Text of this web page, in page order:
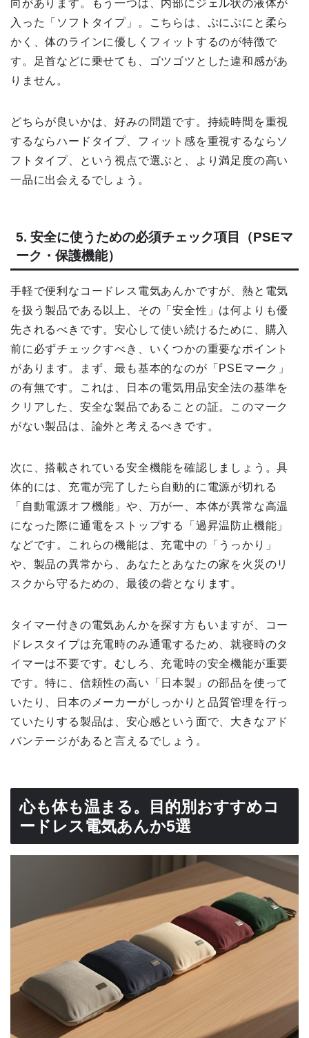
向があります。もう一つは、内部にジェル状の液体が
入った「ソフトタイプ」。こちらは、ぷにぷにと柔ら
かく、体のラインに優しくフィットするのが特徴で
す。足首などに乗せても、ゴツゴツとした違和感があ
りません。
どちらが良いかは、好みの問題です。持続時間を重視
するならハードタイプ、フィット感を重視するならソ
フトタイプ、という視点で選ぶと、より満足度の高い
一品に出会えるでしょう。
5. 安全に使うための必須チェック項目（PSEマ
ーク・保護機能）
手軽で便利なコードレス電気あんかですが、熱と電気
を扱う製品である以上、その「安全性」は何よりも優
先されるべきです。安心して使い続けるために、購入
前に必ずチェックすべき、いくつかの重要なポイント
があります。まず、最も基本的なのが「PSEマーク」
の有無です。これは、日本の電気用品安全法の基準を
クリアした、安全な製品であることの証。このマーク
がない製品は、論外と考えるべきです。
次に、搭載されている安全機能を確認しましょう。具
体的には、充電が完了したら自動的に電源が切れる
「自動電源オフ機能」や、万が一、本体が異常な高温
になった際に通電をストップする「過昇温防止機能」
などです。これらの機能は、充電中の「うっかり」
や、製品の異常から、あなたとあなたの家を火災のリ
スクから守るための、最後の砦となります。
タイマー付きの電気あんかを探す方もいますが、コー
ドレスタイプは充電時のみ通電するため、就寝時のタ
イマーは不要です。むしろ、充電時の安全機能が重要
です。特に、信頼性の高い「日本製」の部品を使って
いたり、日本のメーカーがしっかりと品質管理を行っ
ていたりする製品は、安心感という面で、大きなアド
バンテージがあると言えるでしょう。
心も体も温まる。目的別おすすめコ
ードレス電気あんか5選